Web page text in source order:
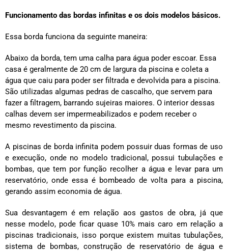
Funcionamento das bordas infinitas e os dois modelos básicos.
Essa borda funciona da seguinte maneira:
Abaixo da borda, tem uma calha para água poder escoar. Essa
casa é geralmente de 20 cm de largura da piscina e coleta a
água que caiu para poder ser filtrada e devolvida para a piscina.
São utilizadas algumas pedras de cascalho, que servem para
fazer a filtragem, barrando sujeiras maiores. O interior dessas
calhas devem ser impermeabilizados e podem receber o
mesmo revestimento da piscina.
A piscinas de borda infinita podem possuir duas formas de uso
e execução, onde no modelo tradicional, possui tubulações e
bombas, que tem por função recolher a água e levar para um
reservatório, onde essa é bombeado de volta para a piscina,
gerando assim economia de água.
Sua desvantagem é em relação aos gastos de obra, já que
nesse modelo, pode ficar quase 10% mais caro em relação a
piscinas tradicionais, isso porque existem muitas tubulações,
sistema de bombas, construção de reservatório de água e